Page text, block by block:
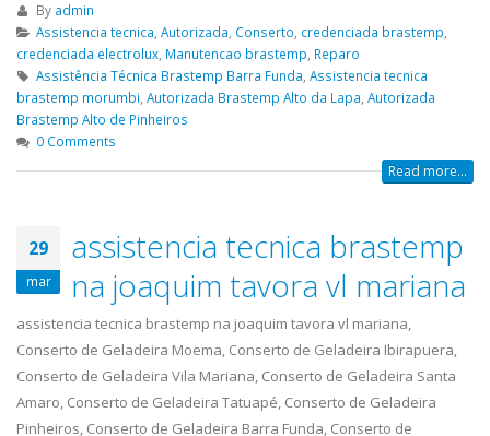
By admin
Assistencia tecnica, Autorizada, Conserto, credenciada brastemp,
credenciada electrolux, Manutencao brastemp, Reparo
Assistência Técnica Brastemp Barra Funda, Assistencia tecnica
brastemp morumbi, Autorizada Brastemp Alto da Lapa, Autorizada
Brastemp Alto de Pinheiros
0 Comments
Read more...
29
mar
assistencia tecnica brastemp
na joaquim tavora vl mariana
assistencia tecnica brastemp na joaquim tavora vl mariana,
Conserto de Geladeira Moema, Conserto de Geladeira Ibirapuera,
Conserto de Geladeira Vila Mariana, Conserto de Geladeira Santa
Amaro, Conserto de Geladeira Tatuapé, Conserto de Geladeira
Pinheiros, Conserto de Geladeira Barra Funda, Conserto de